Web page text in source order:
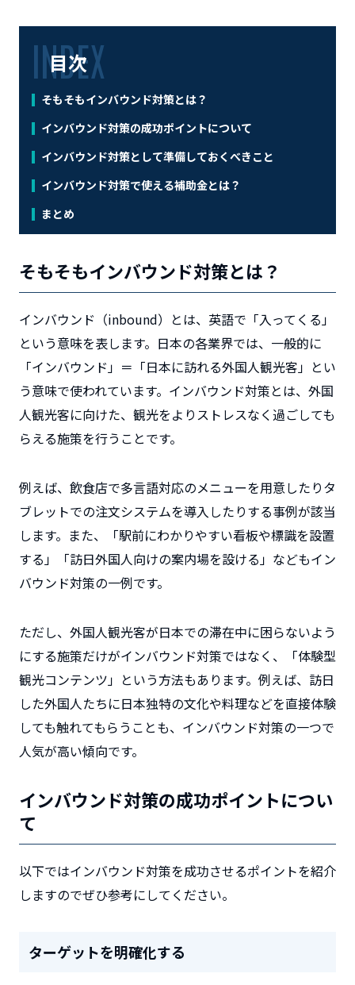
目次
そもそもインバウンド対策とは？
インバウンド対策の成功ポイントについて
インバウンド対策として準備しておくべきこと
インバウンド対策で使える補助金とは？
まとめ
そもそもインバウンド対策とは？
インバウンド（inbound）とは、英語で「入ってくる」
という意味を表します。日本の各業界では、一般的に
「インバウンド」＝「日本に訪れる外国人観光客」とい
う意味で使われています。インバウンド対策とは、外国
人観光客に向けた、観光をよりストレスなく過ごしても
らえる施策を行うことです。
例えば、飲食店で多言語対応のメニューを用意したりタ
ブレットでの注文システムを導入したりする事例が該当
します。また、「駅前にわかりやすい看板や標識を設置
する」「訪日外国人向けの案内場を設ける」などもイン
バウンド対策の一例です。
ただし、外国人観光客が日本での滞在中に困らないよう
にする施策だけがインバウンド対策ではなく、「体験型
観光コンテンツ」という方法もあります。例えば、訪日
した外国人たちに日本独特の文化や料理などを直接体験
しても触れてもらうことも、インバウンド対策の一つで
人気が高い傾向です。
インバウンド対策の成功ポイントについ
て
以下ではインバウンド対策を成功させるポイントを紹介
しますのでぜひ参考にしてください。
ターゲットを明確化する